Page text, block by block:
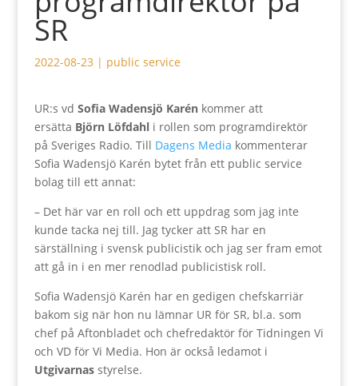
SR
2022-08-23| public service
UR:s vd Sofia Wadensjö Karénkommer att
ersätta Björn Löfdahl i rollen som programdirektör
på Sveriges Radio. Till Dagens Media kommenterar
Sofia Wadensjö Karén bytet från ett public service
bolag till ett annat:
– Det här var en roll och ett uppdrag som jag inte
kunde tacka nej till. Jag tycker att SR har en
särställning i svensk publicistik och jag ser fram emot
att gå in i en mer renodlad publicistisk roll.
Sofia Wadensjö Karén har en gedigen chefskarriär
bakom sig när hon nu lämnar UR för SR, bl.a. som
chef på Aftonbladet och chefredaktör för Tidningen Vi
och VD för Vi Media. Hon är också ledamot i
Utgivarnasstyrelse.